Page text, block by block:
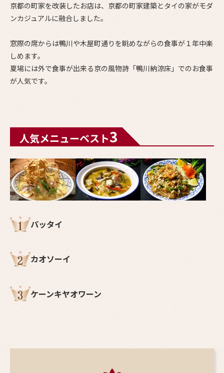
京都の町家を改装したお店は、京都の町家建築とタイの家がモダ
ンカジュアルに融合しました。
窓際の席からは鴨川や木屋町通りを眺めながらの食事が１年中楽
しめます。
夏場には外で食事が出来る京の風物詩「鴨川納涼床」でのお食事
が人気です。
人気メニューベスト3
パッタイ
カオソーイ
ケーンキヤオワーン